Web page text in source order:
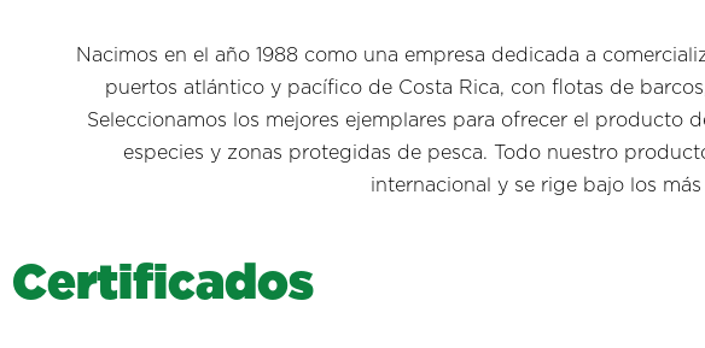
Nacimos en el año 1988 como una empresa dedicada a
puertos atlántico y pacífico de Costa Rica, con flotas de
Seleccionamos los mejores ejemplares para ofrecer el producto
especies y zonas protegidas de pesca. Todo nuestro
internacional y se rige bajo los
Certificad os